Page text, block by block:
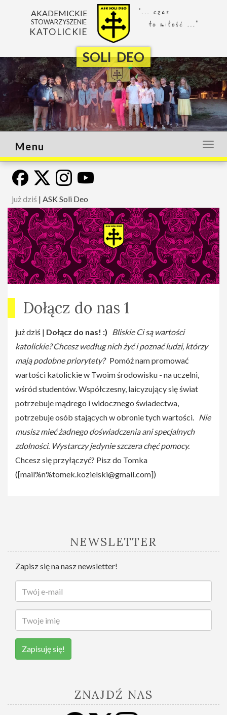
SOLI DEO
AKADEMICKIE
STOWARZYSZENIE
KATOLICKIE
lub
Menu
już dziś | ASK Soli Deo
Dołącz do nas 1
już dziś | Dołącz do nas! :) Bliskie Ci są wartości
katolickie? Chcesz według nich żyć i poznać ludzi, którzy
mają podobne priorytety? Pomóż nam promować
wartości katolickie w Twoim środowisku - na uczelni,
wśród studentów. Współczesny, laicyzujący się świat
potrzebuje mądrego i widocznego świadectwa,
potrzebuje osób stających w obronie tych wartości. Nie
musisz mieć żadnego doświadczenia ani specjalnych
zdolności. Wystarczy jedynie szczera chęć pomocy.
Chcesz się przyłączyć? Pisz do Tomka
([mail%n%tomek.kozielski@gmail.com])
NEWSLETTER
Zapisz się na nasz newsletter!
Zapisuję się!
ZNAJDŹ NAS